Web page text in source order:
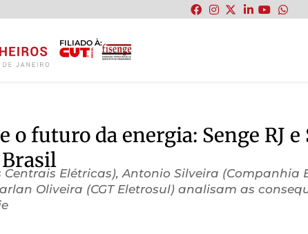
FILIADO À:
o futuro da energia: Senge RJ
Centrais Elétricas), Antonio Silveira (Companhia
Oliveira (CGT Eletrosul) analisam as